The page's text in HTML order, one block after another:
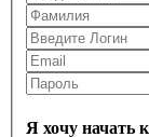
Я хочу начать